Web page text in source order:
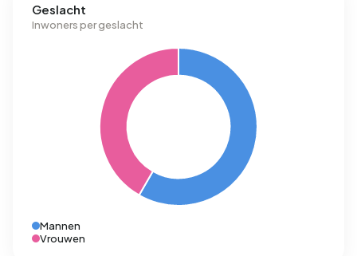
Geslacht
Inwoners per geslacht
Mannen
Vrouwen